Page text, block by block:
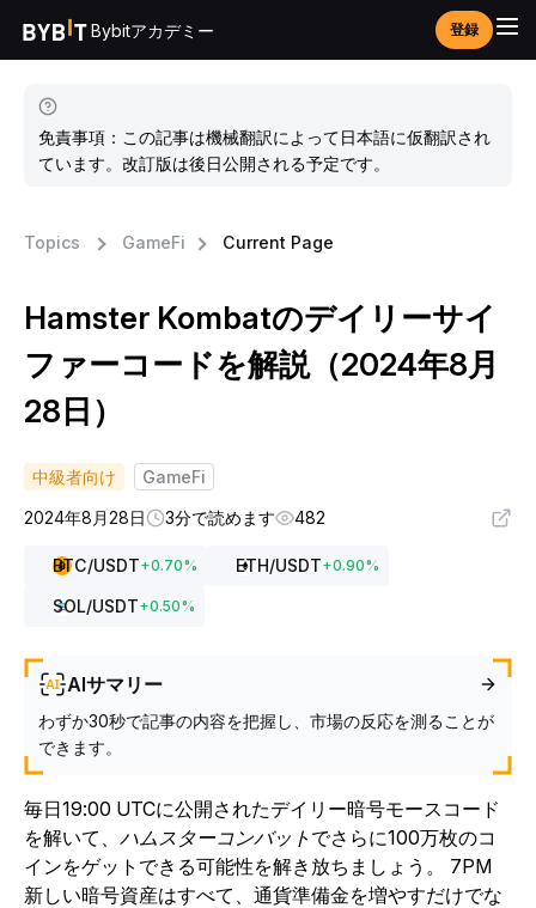
Bybitアカデミー 登録
免責事項：この記事は機械翻訳によって日本語に仮翻訳され
ています。改訂版は後日公開される予定です。
Topics GameFi Current Page
Hamster Kombatのデイリーサイ
ファーコードを解説（2024年8月
28日）
中級者向け
GameFi
2024年8月28日
3分で読めます 482
BTC/USDT+0.70% ETH/USDT+0.90%
SOL/USDT+0.50%
AIサマリー
わずか30秒で記事の内容を把握し、市場の反応を測ることが
できます。
毎日19:00 UTCに公開されたデイリー暗号モースコード
を解いて、 ハムスターコンバット でさらに100万枚のコ
インをゲットできる可能性を解き放ちましょう。
7PM
新しい暗号資産はすべて、通貨準備金を増やすだけでな